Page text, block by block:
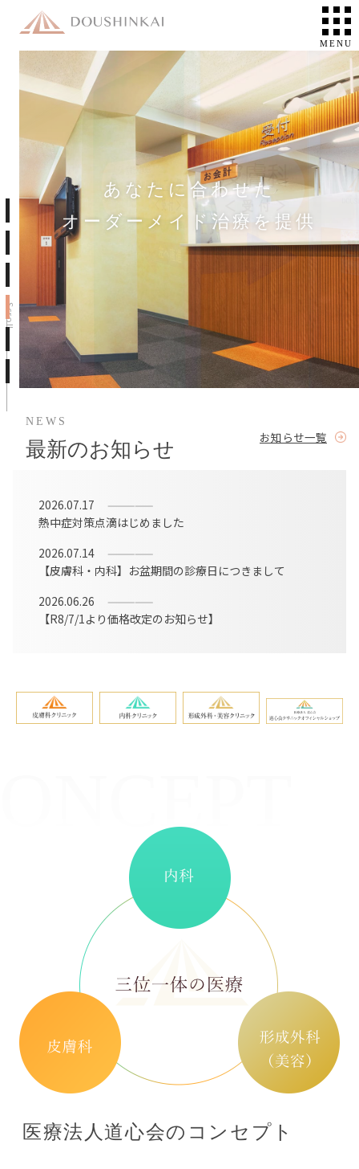
あなたに合わせた
オーダーメイド治療を提供
Scroll
最新のお知らせ
2026.07.17
熱中症対策点滴はじめました
2026.07.14
【皮膚科・内科】お盆期間の診療日につきまして
2026.06.26
【R8/7/1より価格改定のお知らせ】
お知らせ一覧
医療法人道心会のコンセプト